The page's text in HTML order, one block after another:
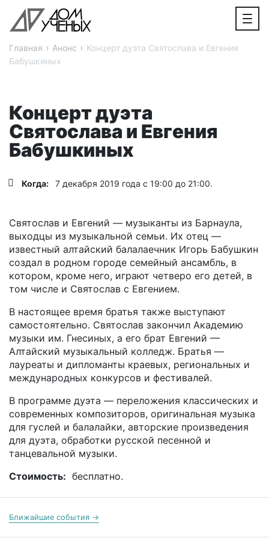
Главная › Анонс › Концерт дуэта Святослава и Евгения
Бабушкиных
Концерт дуэта
Святослава и Евгения
Бабушкиных
Когда: 7 декабря 2019 года с 19:00 до 21:00.
Святослав и Евгений — музыканты из Барнаула,
выходцы из музыкальной семьи. Их отец —
известный алтайский балалаечник Игорь Бабушкин
создал в родном городе семейный ансамбль, в
котором, кроме него, играют четверо его детей, в
том числе и Святослав с Евгением.
В настоящее время братья также выступают
самостоятельно. Святослав закончил Академию
музыки им. Гнесиных, а его брат Евгений —
Алтайский музыкальный колледж. Братья —
лауреаты и дипломанты краевых, региональных и
международных конкурсов и фестивалей.
В программе дуэта — переложения классических и
современных композиторов, оригинальная музыка
для гуслей и балалайки, авторские произведения
для дуэта, обработки русской песенной и
танцевальной музыки.
Стоимость: бесплатно.
Ближайшие события →